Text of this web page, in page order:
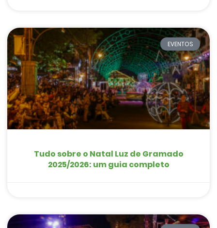
EVENTOS
Tudo sobre o Natal Luz de Gramado
2025/2026: um guia completo